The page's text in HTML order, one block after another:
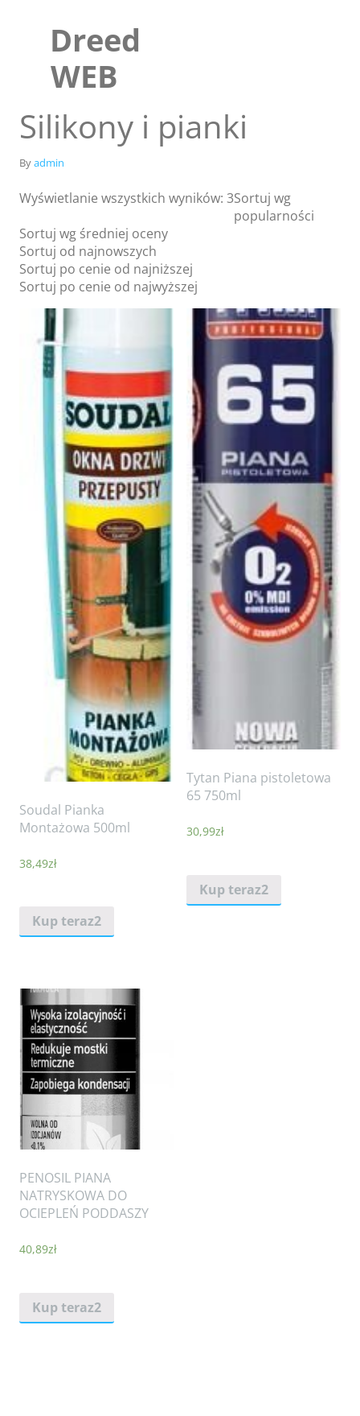
Dreed
WEB
Sklep
Silikony i pianki
Byadmin
Wyświetlanie wszystkich wyników: 3Sortuj wg
popularności
Sortuj wg średniej oceny
Sortuj od najnowszych
Sortuj po cenie od najniższej
Sortuj po cenie od najwyższej
Soudal Pianka
Montażowa 500ml
38,49zł
Kup teraz2
Tytan Piana pistoletowa
65 750ml
30,99zł
Kup teraz2
PENOSIL PIANA
NATRYSKOWA DO
OCIEPLEŃ PODDASZY
40,89zł
Kup teraz2